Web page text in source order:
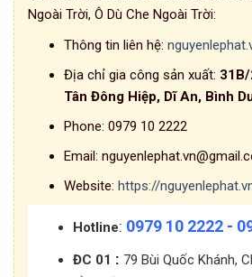
Ngoài Trời, Ô Dù Che Ngoài Trời:
Thông tin liên hệ:
Địa chỉ gia công sản xuất:
Tân Đông Hiệp, Dĩ An, Bình
Phone: 0979 10 2222
Email:
Website: https://
Hotline: 0979 10 2222 -
ĐC 01 : 79 Bùi Quốc Khánh,